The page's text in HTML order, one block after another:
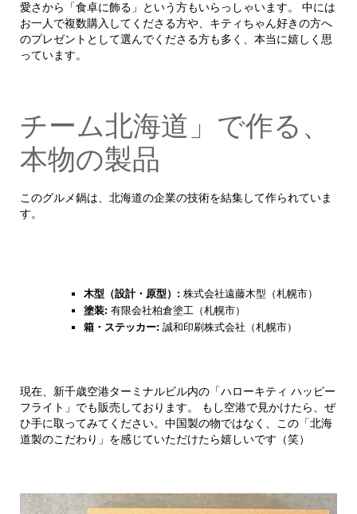
愛さから「食卓に飾る」という方もいらっしゃいます。 中には
お一人で複数購入してくださる方や、キティちゃん好きの方へ
のプレゼントとして選んでくださる方も多く、本当に嬉しく思
っています。
チーム北海道」で作る、
本物の製品
このグルメ鍋は、北海道の企業の技術を結集して作られていま
す。
木型（設計・原型）: 株式会社遠藤木型（札幌市）
塗装: 有限会社柏倉塗工（札幌市）
箱・ステッカー: 誠和印刷株式会社（札幌市）
現在、新千歳空港ターミナルビル内の「ハローキティ ハッピー
フライト」でも販売しております。 もし空港で見かけたら、ぜ
ひ手に取ってみてください。中国製の物ではなく、この「北海
道製のこだわり」を感じていただけたら嬉しいです（笑）